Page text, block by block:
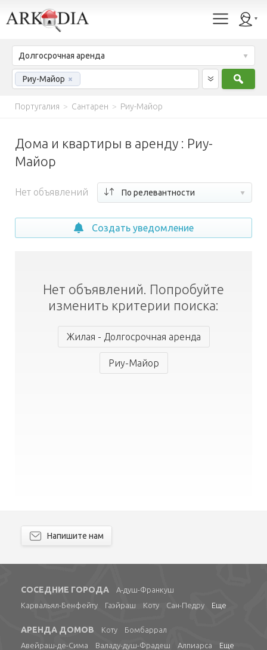
Долгосрочная аренда
Риу-Майор ×
Португалия > Сантарен > Риу-Майор
Дома и квартиры в аренду : Риу-
Майор
Нет объявлений По релевантности
Создать уведомление
Нет объявлений. Попробуйте
изменить критерии поиска:
Жилая - Долгосрочная аренда
Риу-Майор
Напишите нам
СОСЕДНИЕ ГОРОДА
А-душ-Франкуш
Карвальял-Бенфейту
Гаэйраш Коту Сан-Педру Еще
АРЕНДА ДОМОВ Коту
Бомбаррал
Авейраш-де-Сима
Валаду-душ-Фрадеш Алпиарса Еще